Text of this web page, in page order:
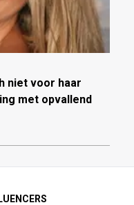
niet voor haar
met opvallend